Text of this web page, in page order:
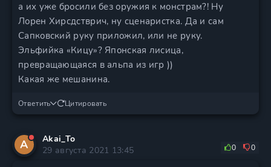
а их уже бросили без оружия к монстрам?! Ну
Лорен Хирсдстврич, ну сценаристка. Да и сам
Сапковский руку приложил, или не руку.
Эльфийка «Кицу»? Японская лисица,
превращающаяся в альпа из игр ))
Какая же мешанина.
Ответить Цитировать
A
Akai_To
29 августа 2021 13:45
0 0